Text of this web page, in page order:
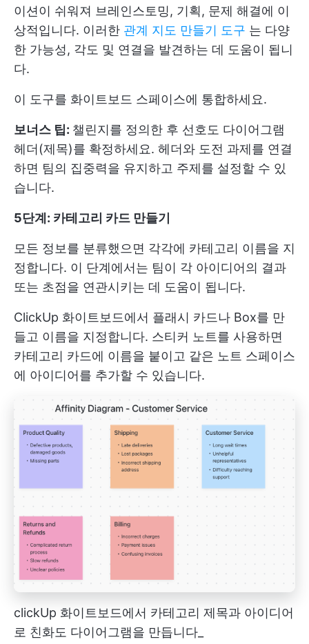
이션이 쉬워져 브레인스토밍, 기획, 문제 해결에 이
상적입니다. 이러한 관계 지도 만들기 도구 는 다양
한 가능성, 각도 및 연결을 발견하는 데 도움이 됩니
다.
이 도구를 화이트보드 스페이스에 통합하세요.
보너스 팁: 챌린지를 정의한 후 선호도 다이어그램
헤더(제목)를 확정하세요. 헤더와 도전 과제를 연결
하면 팀의 집중력을 유지하고 주제를 설정할 수 있
습니다.
5단계: 카테고리 카드 만들기
모든 정보를 분류했으면 각각에 카테고리 이름을 지
정합니다. 이 단계에서는 팀이 각 아이디어의 결과
또는 초점을 연관시키는 데 도움이 됩니다.
ClickUp 화이트보드에서 플래시 카드나 Box를 만
들고 이름을 지정합니다. 스티커 노트를 사용하면
카테고리 카드에 이름을 붙이고 같은 노트 스페이스
에 아이디어를 추가할 수 있습니다.
clickUp 화이트보드에서 카테고리 제목과 아이디어
로 친화도 다이어그램을 만듭니다_